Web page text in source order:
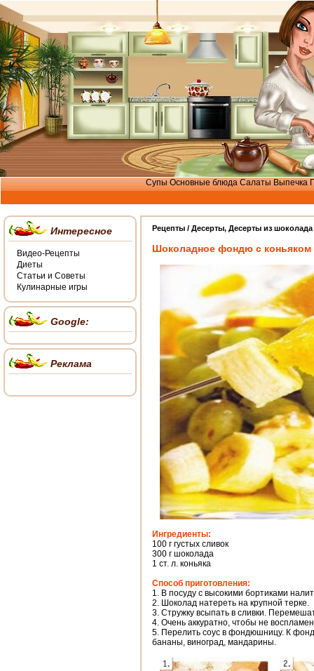
Супы Основные блюда Салаты Выпечка
Рецепты / Десерты, Десерты из шоколада
Шоколадное фондю с коньяком
Ингредиенты:
100 г густых сливок
300 г шоколада
1 ст. л. коньяка
Способ приготовления:
1. В посуду с высокими бортиками
2. Шоколад натереть на крупной терке.
3. Стружку всыпать в сливки.
4. Очень аккуратно, чтобы не
5. Перелить соус в фондюшницу. К
бананы, виноград, мандарины.
Интересное
Видео-Рецепты
Диеты
Статьи и Советы
Кулинарные игры
Google:
Реклама